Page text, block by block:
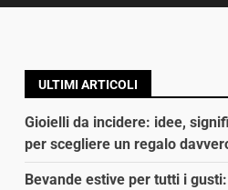
ULTIMI ARTICOLI
Gioielli da incidere: idee,
per scegliere un regalo
Bevande estive per tutti i